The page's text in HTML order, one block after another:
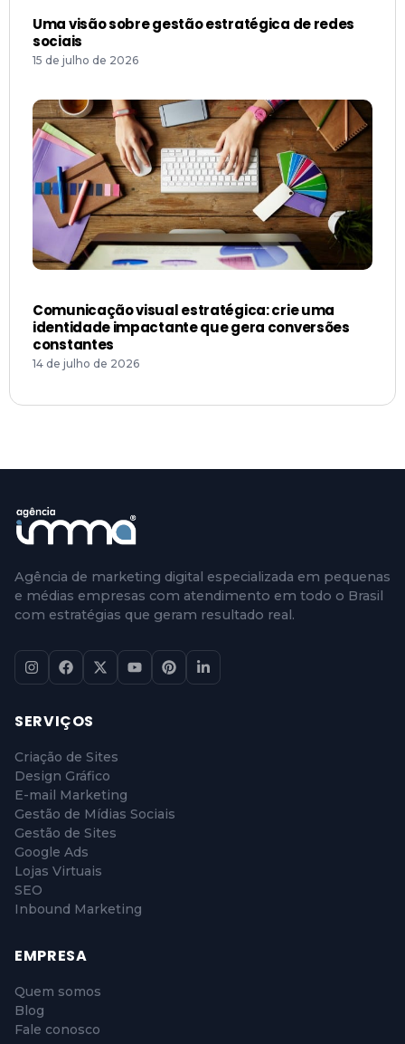
Uma visão sobre gestão estratégica de redes
sociais
15 de julho de 2026
Comunicação visual estratégica: crie uma
identidade impactante que gera conversões
constantes
14 de julho de 2026
Agência de marketing digital especializada em pequenas
e médias empresas com atendimento em todo o Brasil
com estratégias que geram resultado real.
SERVIÇOS
Criação de Sites
Design Gráfico
E-mail Marketing
Gestão de Mídias Sociais
Gestão de Sites
Google Ads
Lojas Virtuais
SEO
Inbound Marketing
EMPRESA
Quem somos
Blog
Fale conosco